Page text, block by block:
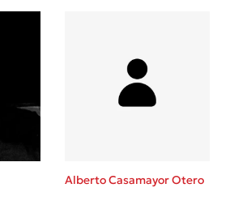
Ιωάννης Γλωσσόπουλος
Ένας γίγαντας στο σχολείο
Alberto Casamayor Otero